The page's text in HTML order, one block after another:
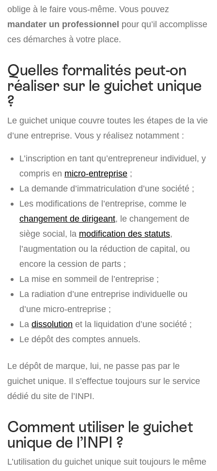
oblige à le faire vous-même. Vous pouvez
mandater un professionnel pour qu’il accomplisse
ces démarches à votre place.
Quelles formalités peut-on
réaliser sur le guichet unique
?
Le guichet unique couvre toutes les étapes de la vie
d’une entreprise. Vous y réalisez notamment :
L’inscription en tant qu’entrepreneur individuel, y
compris en micro-entreprise ;
La demande d’immatriculation d’une société ;
Les modifications de l’entreprise, comme le
changement de dirigeant, le changement de
siège social, la modification des statuts,
l’augmentation ou la réduction de capital, ou
encore la cession de parts ;
La mise en sommeil de l’entreprise ;
La radiation d’une entreprise individuelle ou
d’une micro-entreprise ;
La dissolution et la liquidation d’une société ;
Le dépôt des comptes annuels.
Le dépôt de marque, lui, ne passe pas par le
guichet unique. Il s’effectue toujours sur le service
dédié du site de l’INPI.
Comment utiliser le guichet
unique de l’INPI ?
L’utilisation du guichet unique suit toujours le même